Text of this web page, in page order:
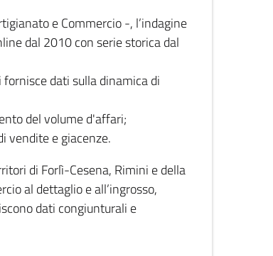
e Commercio -, l’indagine
dal 2010 con serie storica dal
dati sulla dinamica di
del volume d'affari;
vendite e giacenze.
di Forlì-Cesena, Rimini e della
al dettaglio e all’ingrosso,
dati congiunturali e